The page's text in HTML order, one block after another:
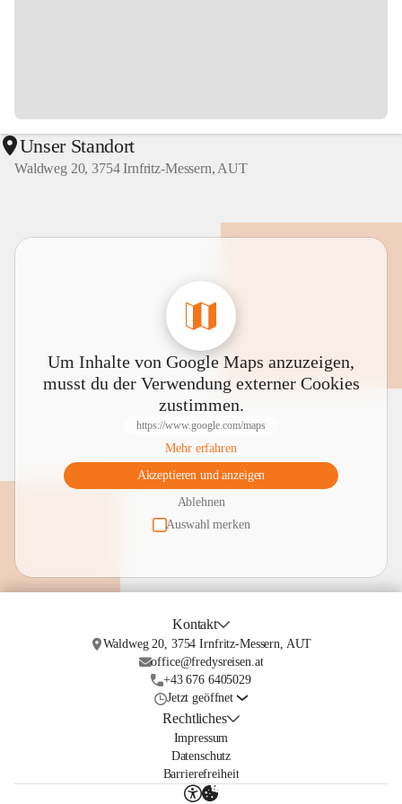
Unser Standort
Waldweg 20, 3754 Irnfritz-Messern, AUT
Um Inhalte von Google Maps anzuzeigen,
musst du der Verwendung externer Cookies
zustimmen.
https://www.google.com/maps
Mehr erfahren
Akzeptieren und anzeigen
Ablehnen
Auswahl merken
Kontakt
Waldweg 20, 3754 Irnfritz-Messern, AUT
office@fredysreisen.at
+43 676 6405029
Jetzt geöffnet
Rechtliches
Impressum
Datenschutz
Barrierefreiheit